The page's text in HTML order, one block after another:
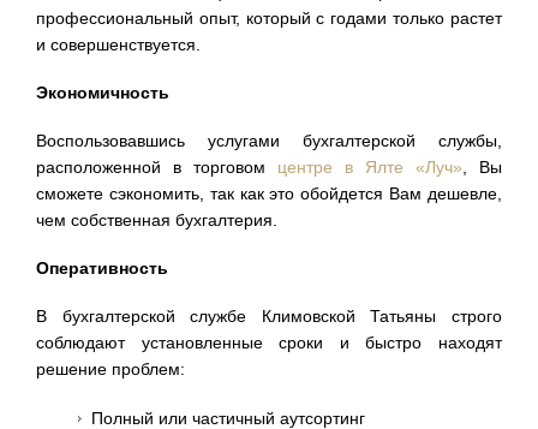
профессиональный опыт, который с годами только растет
и совершенствуется.
Экономичность
Воспользовавшись услугами бухгалтерской службы,
расположенной в торговом центре в Ялте «Луч» , Вы
сможете сэкономить, так как это обойдется Вам дешевле,
чем собственная бухгалтерия.
Оперативность
В бухгалтерской службе Климовской Татьяны строго
соблюдают установленные сроки и быстро находят
решение проблем:
Полный или частичный аутсортинг